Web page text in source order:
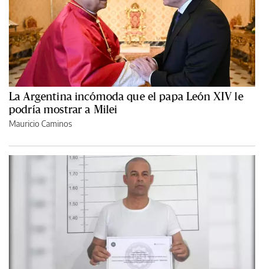
La Argentina incómoda que el papa León XIV le
podría mostrar a Milei
Mauricio Caminos